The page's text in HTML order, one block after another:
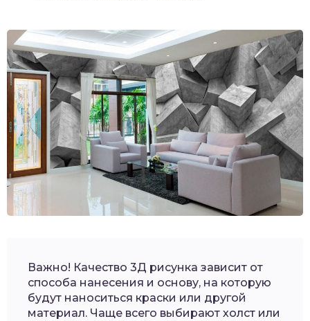
Важно! Качество 3Д рисунка зависит от
способа нанесения и основу, на которую
будут наноситься краски или другой
материал. Чаще всего выбирают холст или